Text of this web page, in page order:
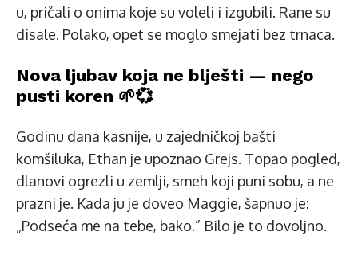
u, pričali o onima koje su voleli i izgubili. Rane su
disale. Polako, opet se moglo smejati bez trnaca.
Nova ljubav koja ne blješti — nego
pusti koren 🌱💞
Godinu dana kasnije, u zajedničkoj bašti
komšiluka, Ethan je upoznao Grejs. Topao pogled,
dlanovi ogrezli u zemlji, smeh koji puni sobu, a ne
prazni je. Kada ju je doveo Maggie, šapnuo je:
„Podseća me na tebe, bako.” Bilo je to dovoljno.